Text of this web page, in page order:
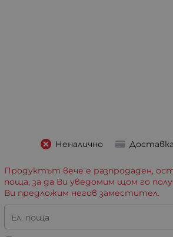
Неналично
Продуктът вече е разпродаден,
поща, за да Ви уведомим щом го
Ви предложим негов заместител.
Ел. поща